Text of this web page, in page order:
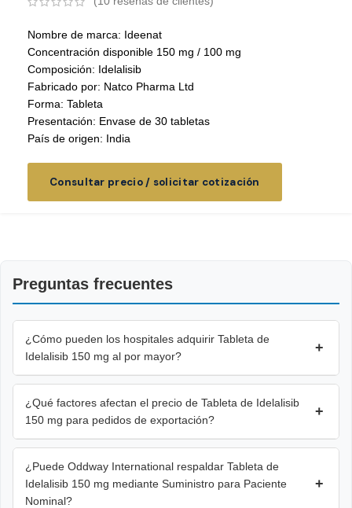
Nombre de marca: Ideenat
Concentración disponible 150 mg / 100 mg
Composición: Idelalisib
Fabricado por: Natco Pharma Ltd
Forma: Tableta
Presentación: Envase de 30 tabletas
País de origen: India
Consultar precio / solicitar cotización
Preguntas frecuentes
¿Cómo pueden los hospitales adquirir Tableta de
Idelalisib 150 mg al por mayor?
+
¿Qué factores afectan el precio de Tableta de Idelalisib
150 mg para pedidos de exportación?
+
¿Puede Oddway International respaldar Tableta de
Idelalisib 150 mg mediante Suministro para Paciente
Nominal?
+